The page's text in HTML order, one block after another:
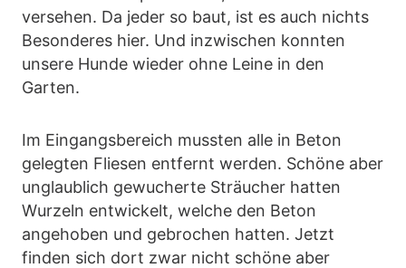
versehen. Da jeder so baut, ist es auch nichts
Besonderes hier. Und inzwischen konnten
unsere Hunde wieder ohne Leine in den
Garten.
Im Eingangsbereich mussten alle in Beton
gelegten Fliesen entfernt werden. Schöne aber
unglaublich gewucherte Sträucher hatten
Wurzeln entwickelt, welche den Beton
angehoben und gebrochen hatten. Jetzt
finden sich dort zwar nicht schöne aber